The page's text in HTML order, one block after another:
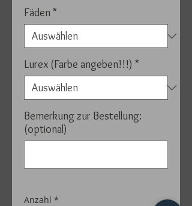
Fäden*
Lurex (Farbe angeben!!!) *
Bemerkung zur Bestellung:
(optional)
Anzahl *